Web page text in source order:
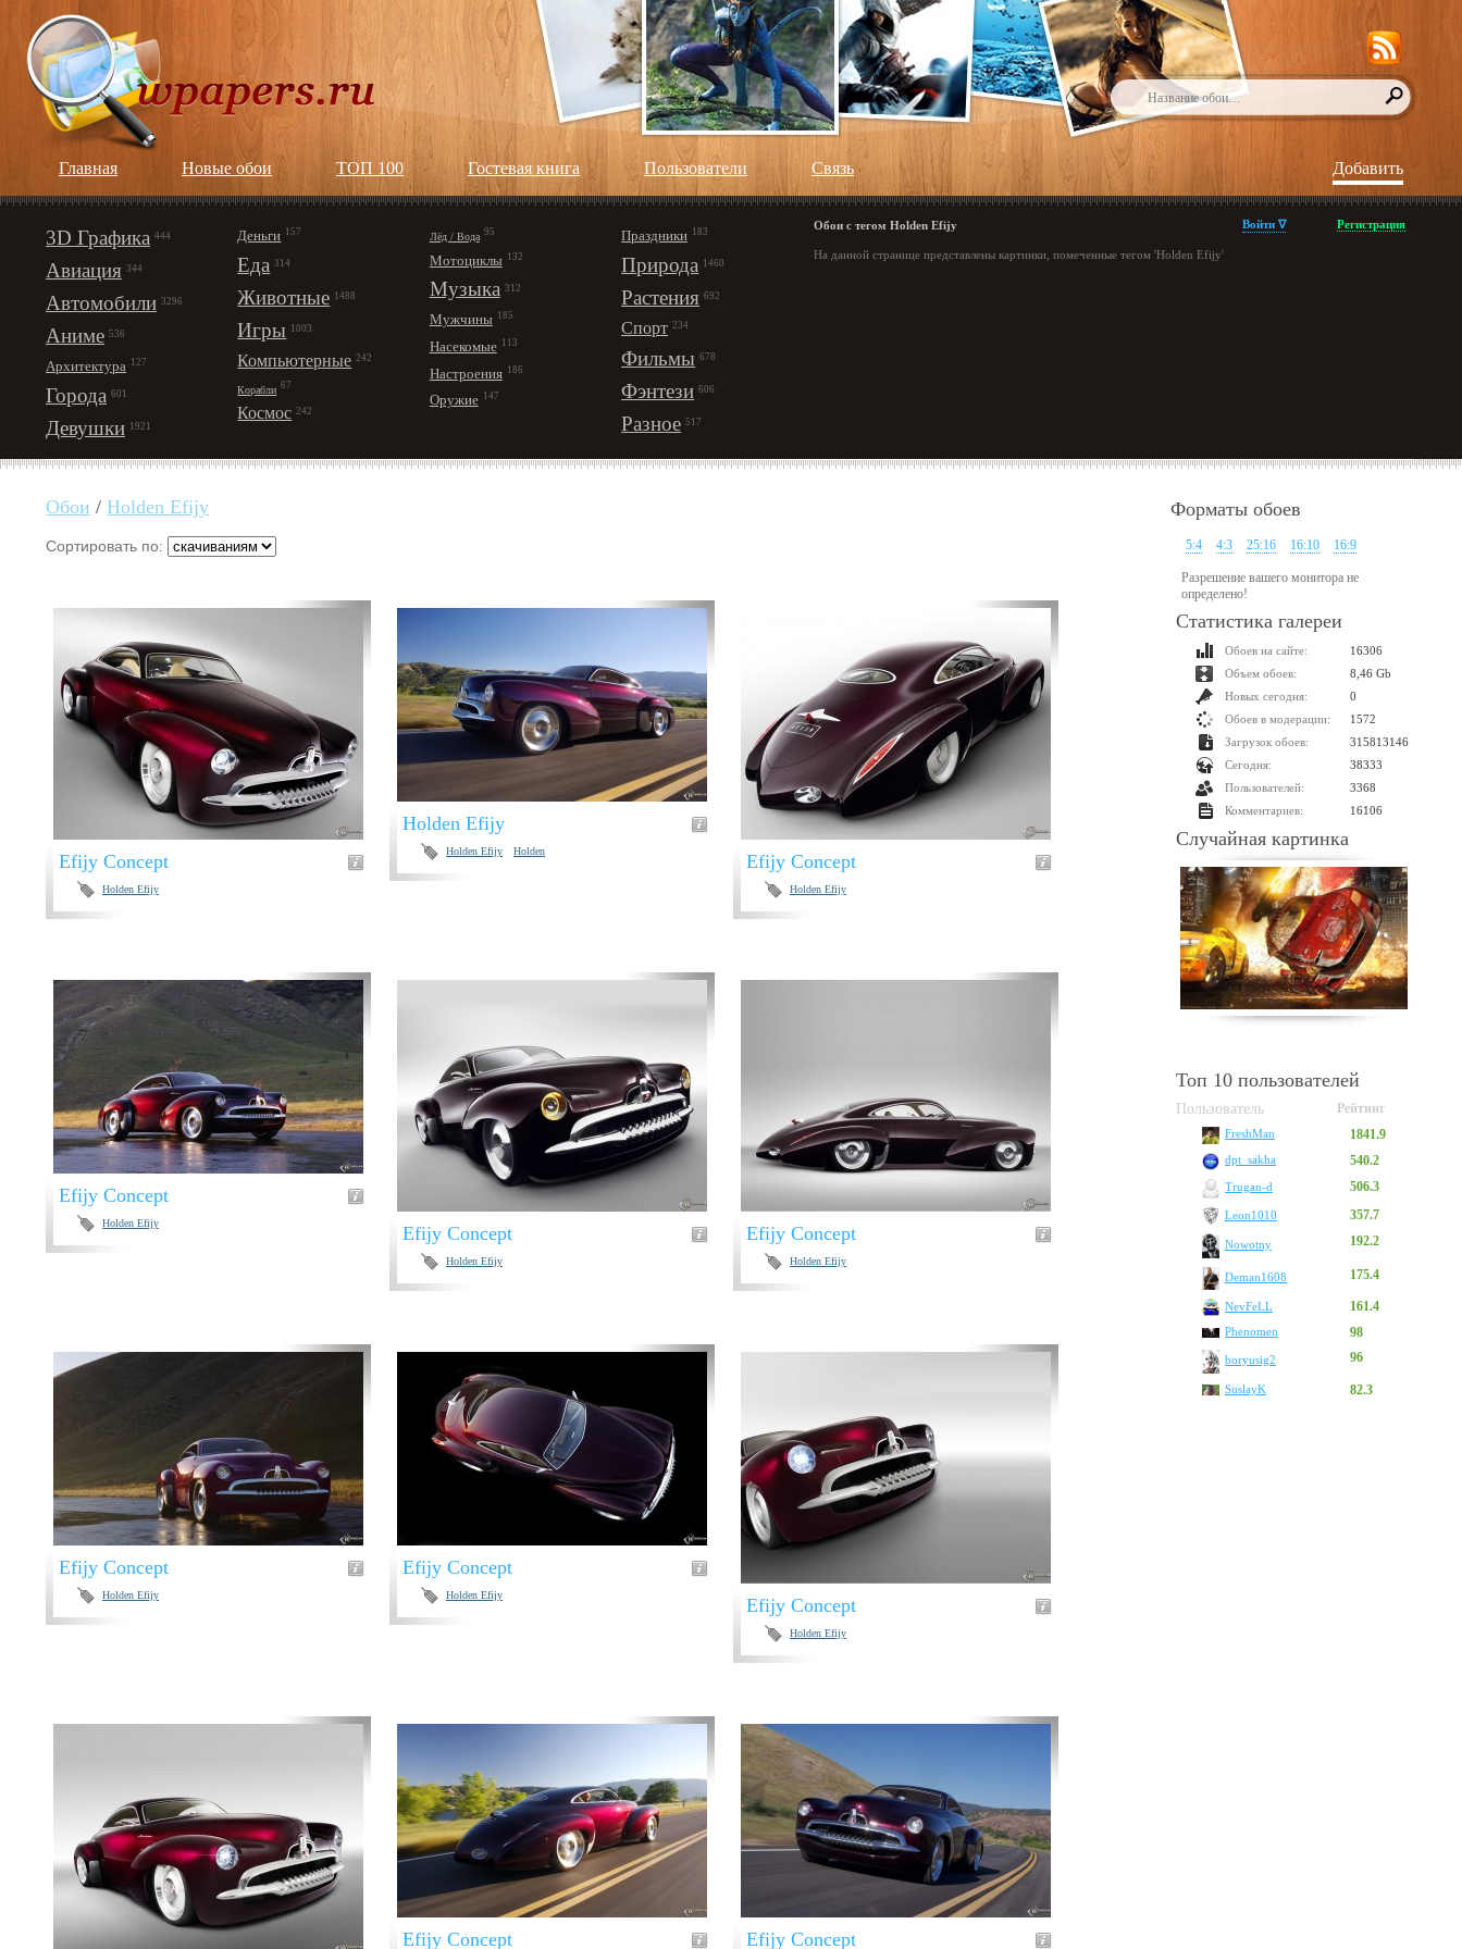
Главная Новые обои ТОП 100 Гостевая книга Пользователи Cвязь Добавить
3D Графика 444
Авиация 344
Автомобили 3296
Аниме 536
Архитектура 127
Города 601
Девушки 1921
Деньги 157
Еда 314
Животные 1488
Игры 1003
Компьютерные 242
Корабли 67
Космос 242
Лёд / Вода 95
Мотоциклы 132
Музыка 312
Мужчины 185
Насекомые 113
Настроения 186
Оружие 147
Праздники 183
Природа 1460
Растения 692
Спорт 234
Фильмы 678
Фэнтези 606
Разное 517
Войти ∇ Регистрация
Обои с тегом Holden Efijy
На данной странице представлены картинки, помеченные тегом 'Holden Efijy'
Обои / Holden Efijy
Сортировать по:
Efijy Concept
Holden Efijy
Holden Efijy
Holden Efijy Holden Efijy Concept
Holden Efijy
Efijy Concept
Holden Efijy Efijy Concept
Holden Efijy
Efijy Concept
Holden Efijy
Efijy Concept
Holden Efijy
Efijy Concept
Holden Efijy Efijy Concept
Holden Efijy
Efijy Concept Efijy Concept
Форматы обоев
5:4 4:3 25:16 16:10 16:9
Разрешение вашего монитора не
определено!
Статистика галереи
Обоев на сайте:
16306
Объем обоев:
8,46 Gb
Новых сегодня:
0
Обоев в модерации:
1572
Загрузок обоев:
315813146
Сегодня:
38333
Пользователей:
3368
Комментариев:
16106
Случайная картинка
Топ 10 пользователей
Пользователь Рейтинг
FreshMan 1841.9
dpt_sakha 540.2
Trugan-d 506.3
Leon1010 357.7
Nowotny 192.2
Deman1608 175.4
NevFeLL 161.4
Phenomen 98
boryusig2 96
SuslayK 82.3